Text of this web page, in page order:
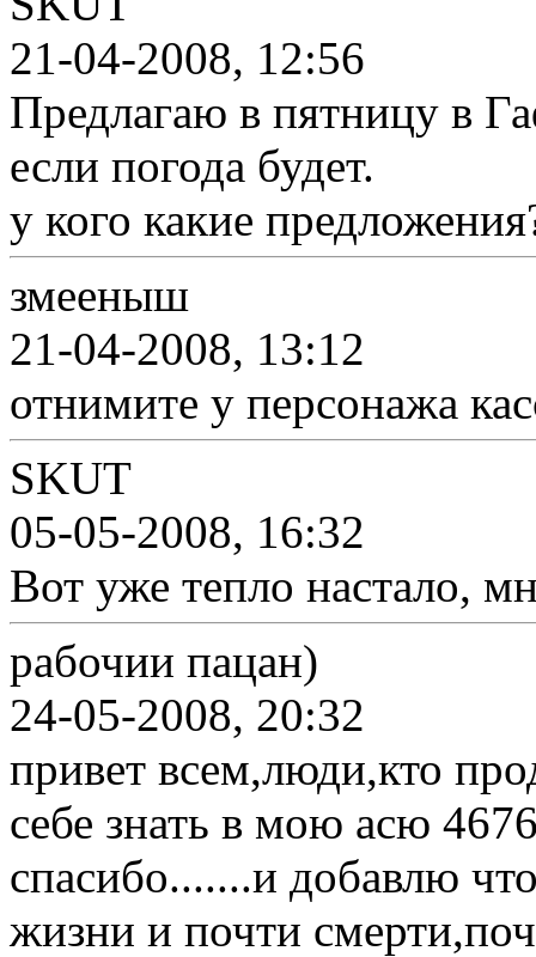
21-04-2008, 12:56
Предлагаю в пятницу в
если погода будет.
у кого какие
змееныш
21-04-2008, 13:12
отнимите у персонажа
SKUT
05-05-2008, 16:32
Вот уже тепло настало,
рабочии пацан)
24-05-2008, 20:32
привет всем,люди,кто
себе знать в мою асю
спасибо.......и добавлю
жизни и почти